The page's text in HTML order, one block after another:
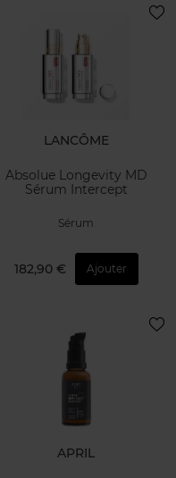
LANCÔME
Absolue Longevity MD
Sérum Intercept
Sérum
182,90 € Ajouter
APRIL